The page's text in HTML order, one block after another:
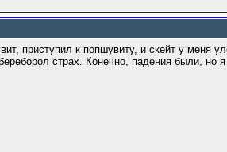
приступил к попшувиту, и скейт у меня
страх. Конечно, падения были, но